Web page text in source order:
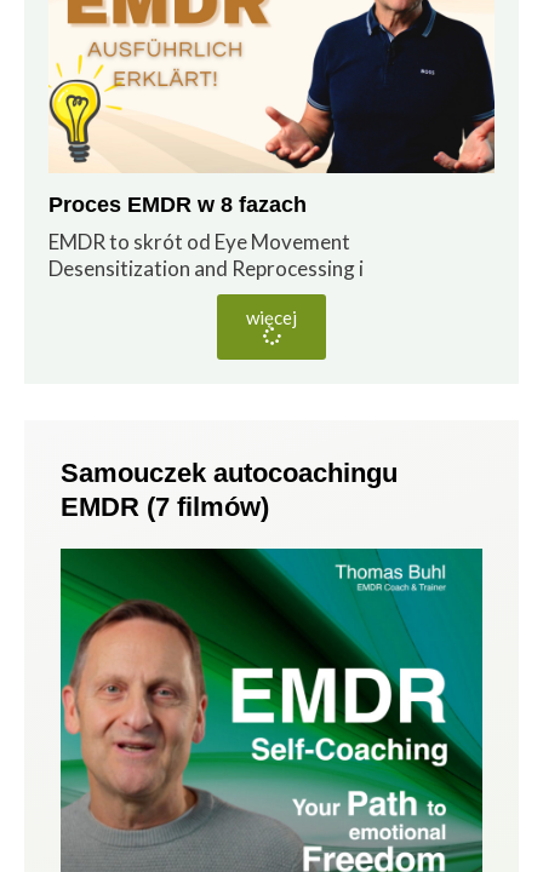
Proces EMDR w 8 fazach
EMDR to skrót od Eye Movement
Desensitization and Reprocessing i
więcej
Samouczek autocoachingu
EMDR (7 filmów)